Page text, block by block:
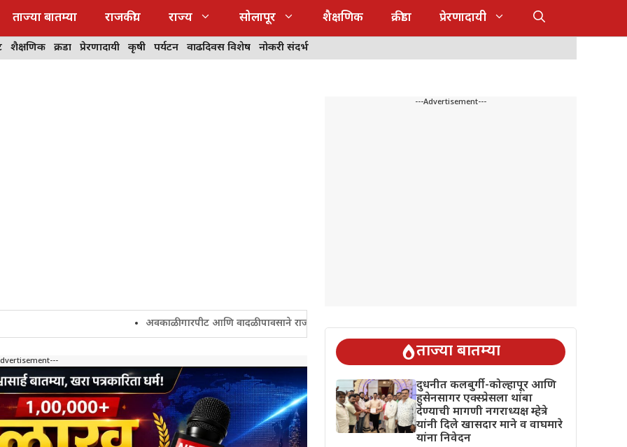
ताज्या बातम्या राजकीय राज्य सोलापूर शैक्षणिक क्रीडा प्रेरणादायी
शैक्षणिक क्रीडा प्रेरणादायी कृषी पर्यटन वाढदिवस विशेष नोकरी संदर्भ
अवकाळी गारपीट आणि वादळी पावसाने राज्यातील शेतकरी चिंतेत !
---Advertisement---
ताज्या बातम्या
दुधनीत कलबुर्गी-कोल्हापूर आणि
हुसेनसागर एक्स्प्रेसला थांबा
देण्याची मागणी नगराध्यक्ष म्हेत्रे
यांनी दिले खासदार माने व वाघमारे
यांना निवेदन